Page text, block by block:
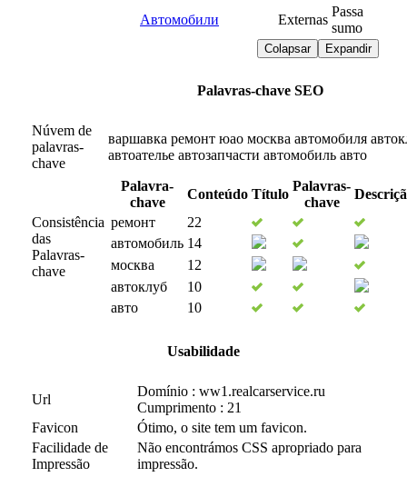
Автомобили
Externas
Passa
sumo
Expandir
Colapsar
Palavras-chave SEO
Núvem de
palavras-
chave
варшавка ремонт юао москва автомобиля
автоателье автозапчасти автомобиль авто
Consistência
das
Palavras-
chave
Palavra-
chave
Conteúdo Título
Palavras-
chave
ремонт
22
автомобиль 14
москва
12
автоклуб
10
авто
10
Usabilidade
Url
Domínio : ww1.realcarservice.ru
Cumprimento : 21
Favicon
Ótimo, o site tem um favicon.
Facilidade de
Impressão
Não encontrámos CSS apropriado para
impressão.